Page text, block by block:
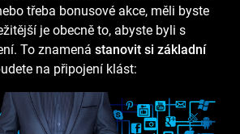
třeba bonusové akce, měli byste
je obecně to, abyste byli s
To znamenástanovit si základní
na připojení klást: